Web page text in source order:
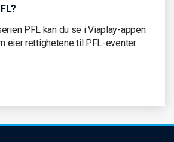
PFL kan du se i Viaplay-appen.
eier rettighetene til PFL-eventer